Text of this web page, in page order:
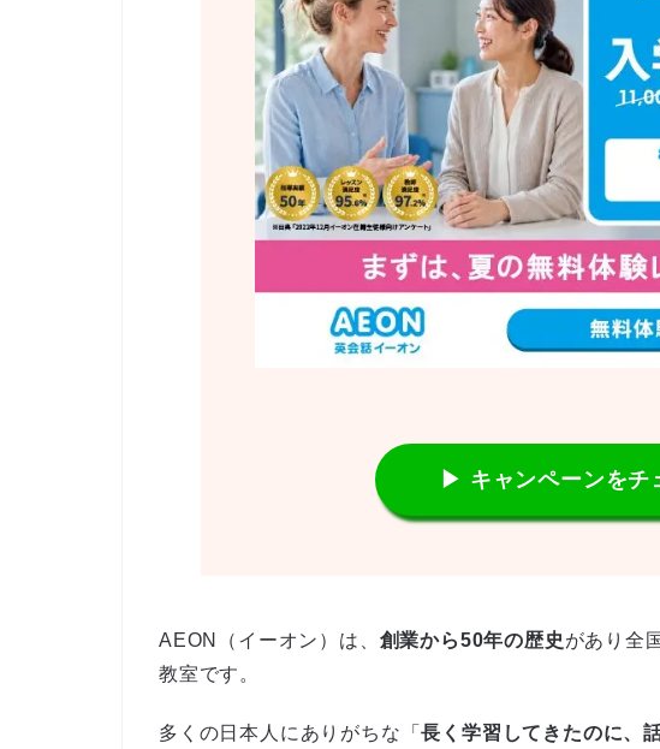
▶ キャンペーンをチ
AEON（イーオン）は、 創業から50年の歴史 があり全
教室です。
多くの日本人にありがちな「長く学習してきたのに、